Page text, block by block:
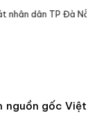
TP Đà Nẵng.
nguồn gốc Việt